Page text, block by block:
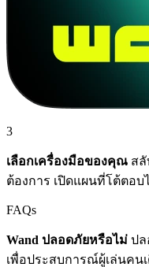
3
เลือกเครื่องมือของคุณ ส
ต้องการ เปิดแผนที่โต้ตอ
FAQs
Wand ปลอดภัยหรือไม่ ปล
เพื่อประสบการณ์ผู้เล่นคน